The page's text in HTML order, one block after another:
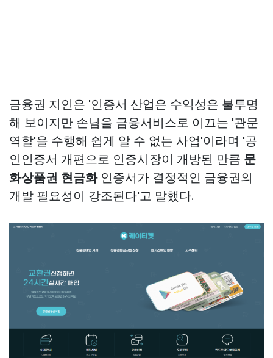
금융권 지인은 '인증서 산업은 수익성은 불투명
해 보이지만 손님을 금융서비스로 이끄는 '관문
역할'을 수행해 쉽게 알 수 없는 사업'이라며 '공
인인증서 개편으로 인증시장이 개방된 만큼 문
화상품권 현금화인증서가 결정적인 금융권의
개발 필요성이 강조된다'고 말했다.